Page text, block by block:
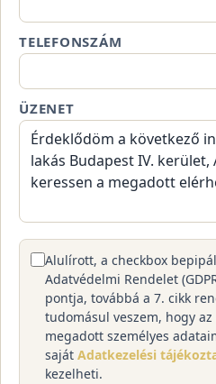
TELEFONSZÁM
ÜZENET
Alulírott, a checkbox
Adatvédelmi Rendelet
pontja, továbbá a 7. cikk
tudomásul veszem, hogy
megadott személyes
saját Adatkezelési
kezelheti.